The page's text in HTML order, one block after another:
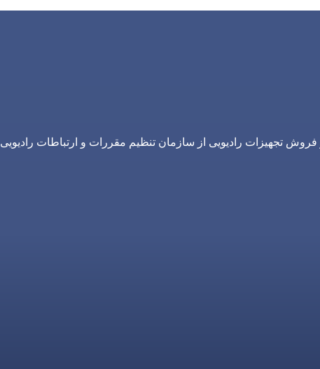
تجهیزات رادیویی از سازمان تنظیم مقررات و ارتباطات رادیویی